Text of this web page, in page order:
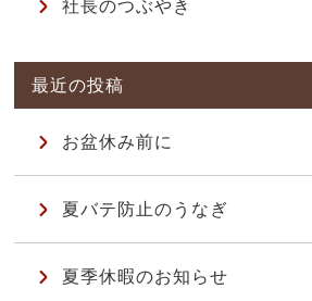
社長のつぶやき
お盆休み前に
夏バテ防止のうなぎ
夏季休暇のお知らせ